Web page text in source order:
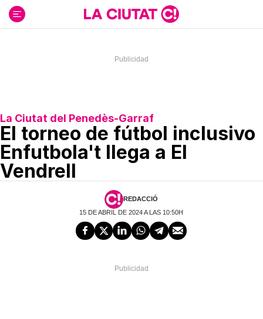
contenido
La Ciutat del Penedès-Garraf
El torneo de fútbol inclusivo
Enfutbola't llega a El
Vendrell
REDACCIÓ
15 DE ABRIL DE 2024 A LAS 10:50H